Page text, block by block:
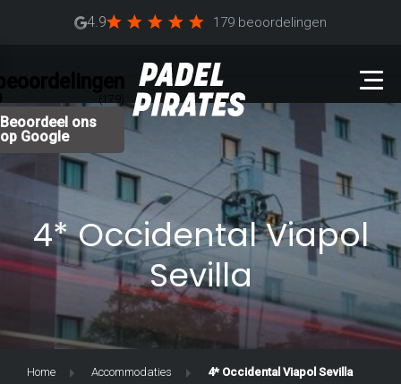
Beoordeel ons
op Google
4.9 179 beoordelingen
4* Occidental Viapol
Sevilla
Home Accommodaties 4* Occidental Viapol Sevilla